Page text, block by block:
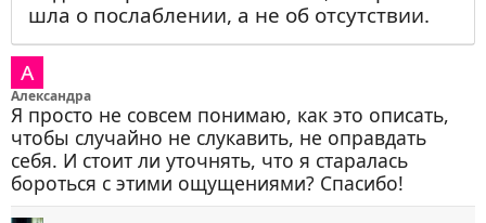
шла о послаблении, а не об отсутствии.
Александра
Я просто не совсем понимаю, как это описать,
чтобы случайно не слукавить, не оправдать
себя. И стоит ли уточнять, что я старалась
бороться с этими ощущениями? Спасибо!